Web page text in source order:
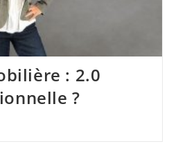
: 2.0
?